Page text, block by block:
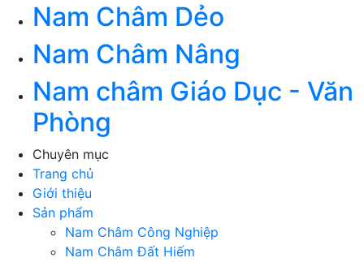
Nam Châm Dẻo
Nam Châm Nâng
Nam châm Giáo Dục - Văn
Phòng
Chuyên mục
Trang chủ
Giới thiệu
Sản phẩm
Nam Châm Công Nghiệp
Nam Châm Đất Hiếm